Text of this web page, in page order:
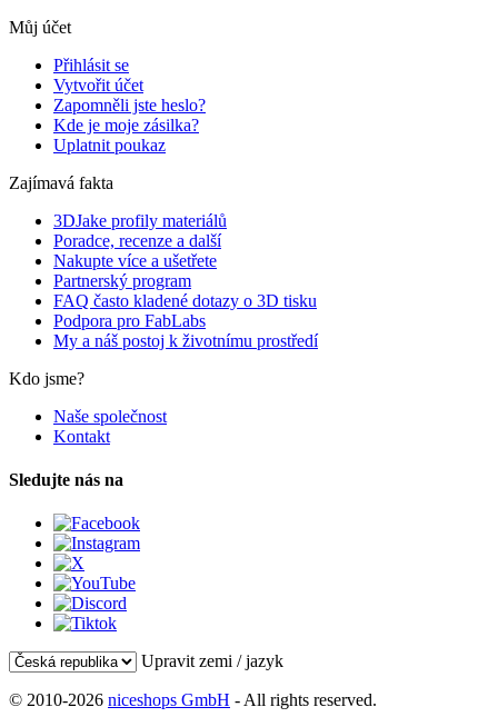
Můj účet
Přihlásit se
Vytvořit účet
Zapomněli jste heslo?
Kde je moje zásilka?
Uplatnit poukaz
Zajímavá fakta
3DJake profily materiálů
Poradce, recenze a další
Nakupte více a ušetřete
Partnerský program
FAQ často kladené dotazy o 3D tisku
Podpora pro FabLabs
My a náš postoj k životnímu prostředí
Kdo jsme?
Naše společnost
Kontakt
Sledujte nás na
Upravit zemi / jazyk
© 2010-2026 niceshops GmbH - All rights reserved.